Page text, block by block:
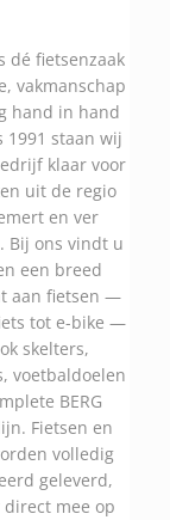
dé fietsenzaak
vakmanschap
hand in hand
1991 staan wij
klaar voor
uit de regio
en ver
Bij ons vindt u
een breed
aan fietsen —
tot e-bike —
skelters,
voetbaldoelen
BERG
Fietsen en
volledig
geleverd,
mee op